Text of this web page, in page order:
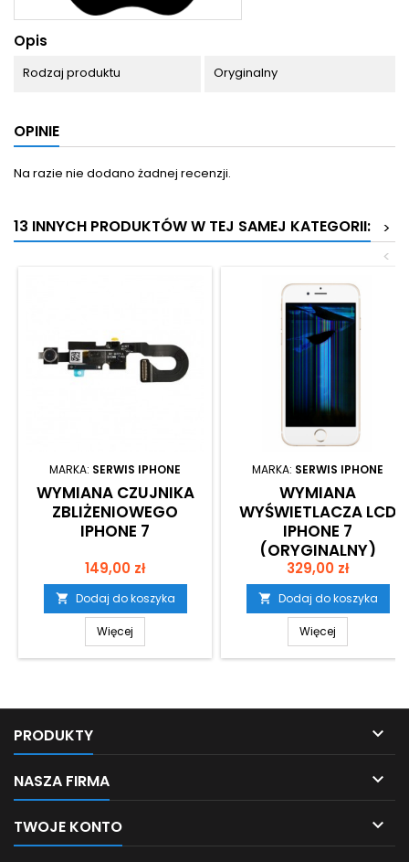
Opis
Rodzaj produktu Oryginalny
OPINIE
Na razie nie dodano żadnej recenzji.
13 INNYCH PRODUKTÓW W TEJ SAMEJ KATEGORII:
>
<
MARKA: SERWIS IPHONE
WYMIANA CZUJNIKA
ZBLIŻENIOWEGO
IPHONE 7
Cena
149,00 zł
 Dodaj do koszyka
Więcej
MARKA: SERWIS IPHONE
WYMIANA
WYŚWIETLACZA LCD
IPHONE 7
(ORYGINALNY)
Cena
329,00 zł
 Dodaj do koszyka
Więcej
PRODUKTY 
NASZA FIRMA 
TWOJE KONTO 